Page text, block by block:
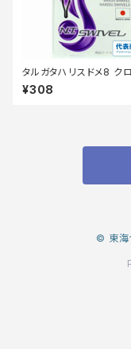
タルガタハリスドメ8 クロ
¥308
© 東海